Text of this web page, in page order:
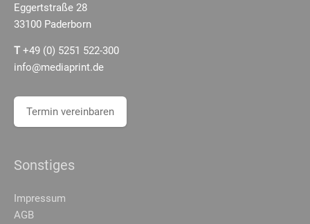
Eggertstraße 28
33100 Paderborn
T +49 (0) 5251 522-300
info@mediaprint.de
Termin vereinbaren
Sonstiges
Impressum
AGB